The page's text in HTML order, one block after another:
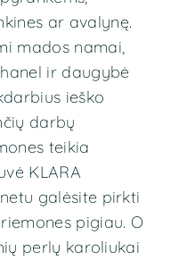
ar avalynę.
mados namai,
ir daugybė
ieško
darbų
teikia
KLARA
galėsite pirkti
pigiau. O
perlų karoliukai